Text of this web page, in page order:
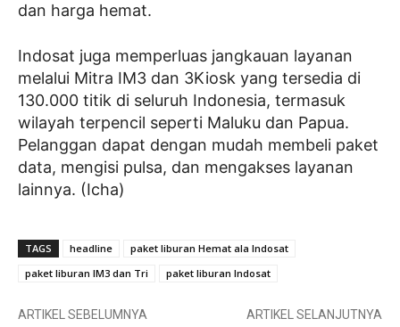
dan harga hemat.
Indosat juga memperluas jangkauan layanan
melalui Mitra IM3 dan 3Kiosk yang tersedia di
130.000 titik di seluruh Indonesia, termasuk
wilayah terpencil seperti Maluku dan Papua.
Pelanggan dapat dengan mudah membeli paket
data, mengisi pulsa, dan mengakses layanan
lainnya. (Icha)
TAGS headline
paket liburan Hemat ala Indosat
paket liburan IM3 dan Tri
paket liburan Indosat
ARTIKEL SEBELUMNYA ARTIKEL SELANJUTNYA